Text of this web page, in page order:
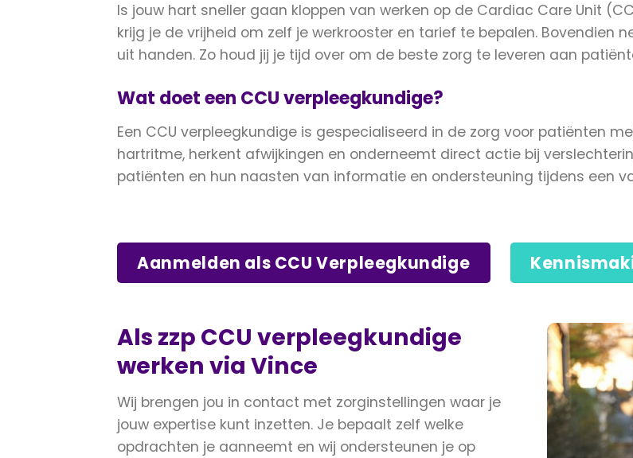
Is jouw hart sneller gaan kloppen van werken op de Cardiac Care Unit
krijg je de vrijheid om zelf je werkrooster en tarief te bepalen. Bovendien
uit handen. Zo houd jij je tijd over om de beste zorg te leveren aan
Wat doet een CCU verpleegkundige?
Een CCU verpleegkundige is gespecialiseerd in de zorg voor patiënten
hartritme, herkent afwijkingen en onderneemt direct actie bij
patiënten en hun naasten van informatie en ondersteuning tijdens een
Aanmelden als CCU Verpleegkundige
Als zzp CCU verpleegkundige
werken via Vince
Wij brengen jou in contact met zorginstellingen waar je
jouw expertise kunt inzetten. Je bepaalt zelf welke
opdrachten je aanneemt en wij ondersteunen je op